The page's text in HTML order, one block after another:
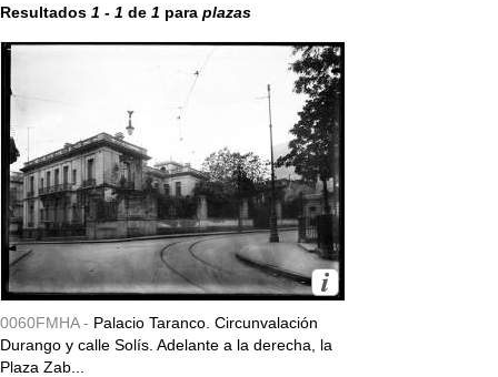
Resultados 1 - 1 de 1 para plazas
0060FMHA - Palacio Taranco. Circunvalación
Durango y calle Solís. Adelante a la derecha, la
Plaza Zab...